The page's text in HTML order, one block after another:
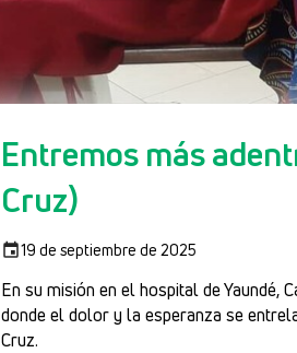
Entremos más
Cruz)
19 de septiembre de 2025
En su misión en el hospital de Yaundé,
donde el dolor y la esperanza se
Cruz.